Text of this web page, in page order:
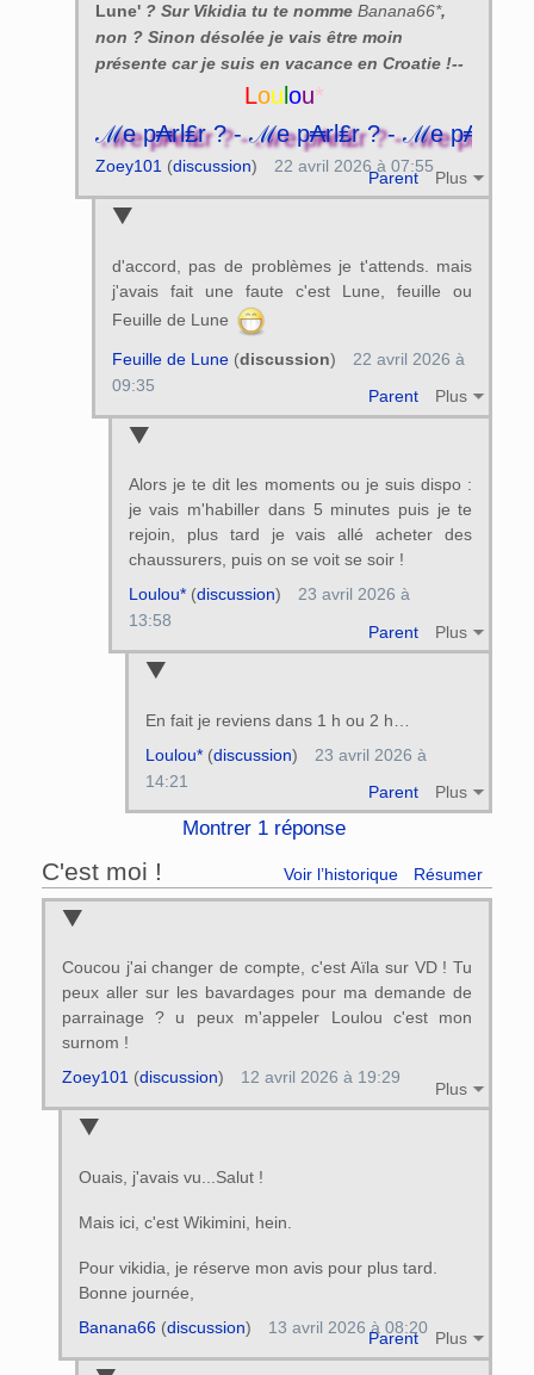
Lune'? Sur Vikidia tu te nomme Banana66*,
non ? Sinon désolée je vais être moin
présente car je suis en vacance en Croatie !--
Lou ou*
? - ℳe p₳rl₤r ? - ℳe p₳rl₤r ? - ℳe
Parent Plus
Zoey101(discussion) 22 avril 2026 à 07:55
d'accord, pas de problèmes je t'attends. mais
j'avais fait une faute c'est Lune, feuille ou
Feuille de Lune
Parent Plus
Feuille de Lune(discussion)
22 avril 2026 à
09:35
Alors je te dit les moments ou je suis dispo :
je vais m'habiller dans 5 minutes puis je te
rejoin, plus tard je vais allé acheter des
chaussurers, puis on se voit se soir !
Parent Plus
Loulou*(discussion)
23 avril 2026 à
13:58
En fait je reviens dans 1 h ou 2 h…
Parent Plus
Loulou*(discussion)
23 avril 2026 à
14:21
Montrer 1 réponse
C'est moi ! Voir l’historique Résumer
Coucou j'ai changer de compte, c'est Aïla sur VD ! Tu
peux aller sur les bavardages pour ma demande de
parrainage ? u peux m'appeler Loulou c'est mon
surnom !
Plus
Zoey101(discussion) 12 avril 2026 à 19:29
Ouais, j'avais vu...Salut !
Mais ici, c'est Wikimini, hein.
Pour vikidia, je réserve mon avis pour plus tard.
Bonne journée,
Parent Plus
Banana66(discussion) 13 avril 2026 à 08:20